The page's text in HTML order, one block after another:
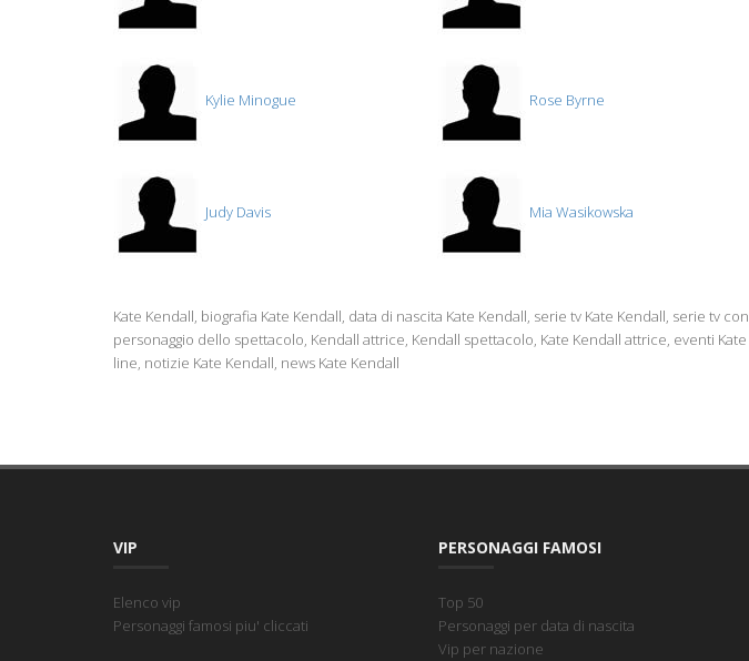
Kylie Minogue Rose Byrne
Judy Davis Mia Wasikowska
Kate Kendall, biografia Kate Kendall, data di nascita Kate Kendall, serie tv Kate Kendall, serie tv
personaggio dello spettacolo, Kendall attrice, Kendall spettacolo, Kate Kendall attrice, eventi
line, notizie Kate Kendall, news Kate Kendall
VIP
Elenco vip
Personaggi famosi piu' cliccati
PERSONAGGI FAMOSI
Top 50
Personaggi per data di nascita
Vip per nazione